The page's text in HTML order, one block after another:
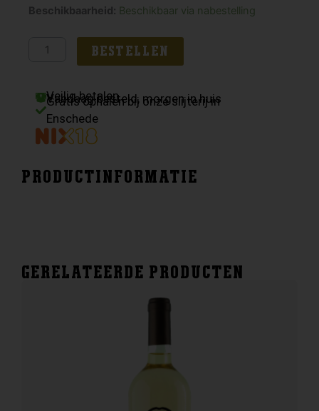
Beschikbaarheid: Beschikbaar via nabestelling
De
Venezia
BESTELLEN
Veilig betalen
Vandaag besteld, morgen in huis
Gratis ophalen bij onze slijterij in
Enschede
PRODUCTINFORMATIE
GERELATEERDE PRODUCTEN